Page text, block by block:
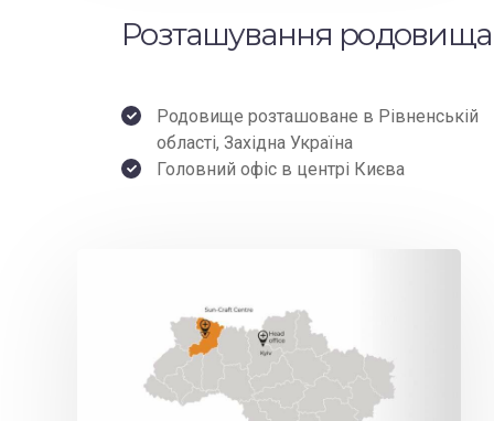
Розташування родовища
Родовище розташоване в Рівненській
області, Західна Україна
Головний офіс в центрі Києва